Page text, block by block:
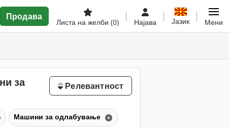
Продава
Листа на желби (0) Најава Јазик Мени
за
Релевантност
Машини за одлабување